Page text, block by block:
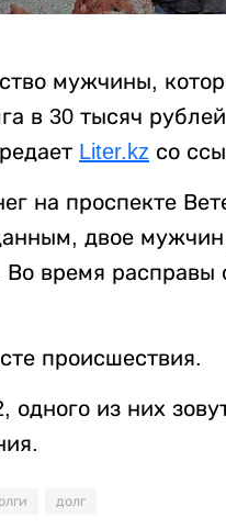
мужчины,
в 30 тысяч
Liter.kz со
на проспекте
двое
Во время расправы
происшествия.
из них
долг